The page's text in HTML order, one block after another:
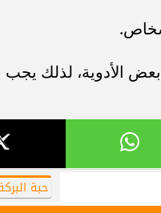
الأدوية، لذلك يجب
حبة